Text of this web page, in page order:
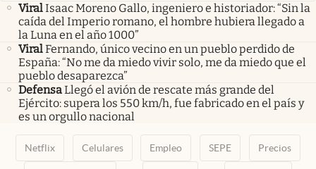
ViralIsaac Moreno Gallo, ingeniero e historiador: “Sin la
caída del Imperio romano, el hombre hubiera llegado a
la Luna en el año 1000”
ViralFernando, único vecino en un pueblo perdido de
España: “No me da miedo vivir solo, me da miedo que el
pueblo desaparezca”
DefensaLlegó el avión de rescate más grande del
Ejército: supera los 550 km/h, fue fabricado en el país y
es un orgullo nacional
Netflix Celulares Empleo SEPE Precios